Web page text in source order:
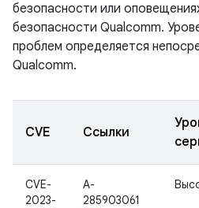
безопасности или
безопасности Qualcomm.
проблем определяется
Qualcomm.
CVE Ссылки
CVE-
2023-
A-
285903061